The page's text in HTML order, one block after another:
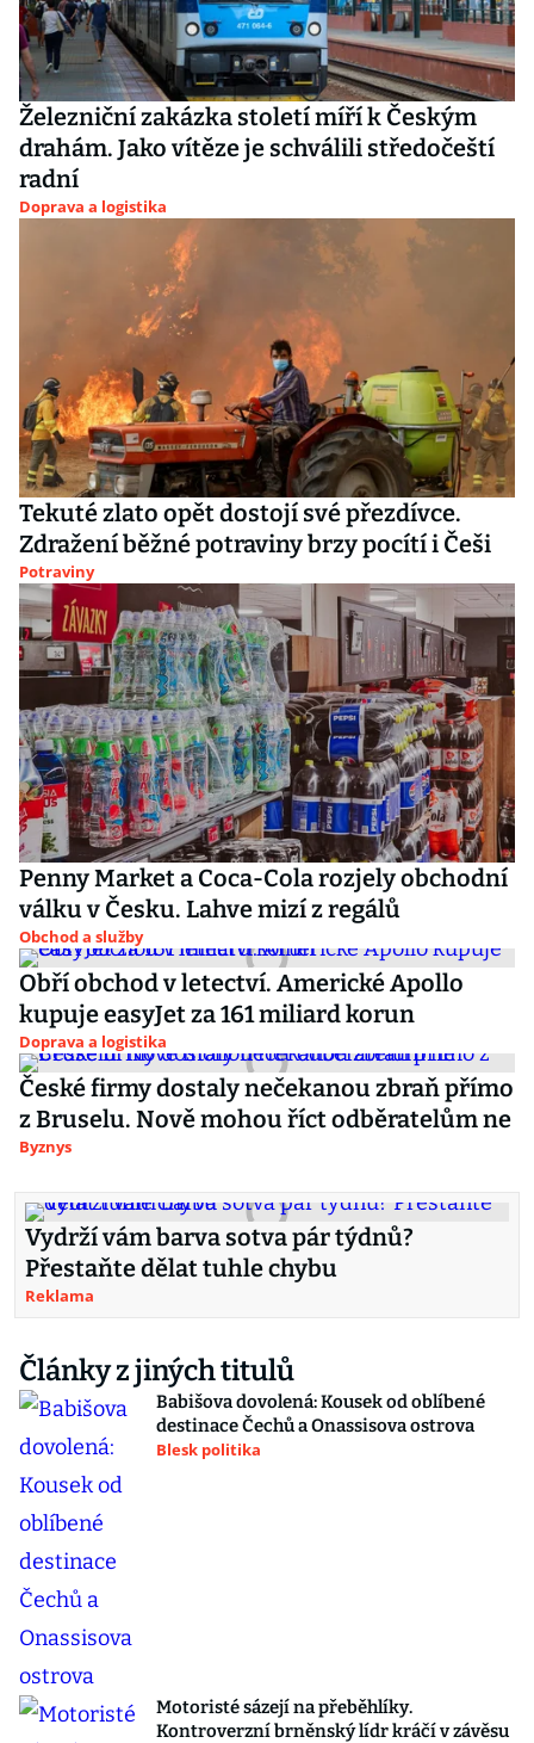
Železniční zakázka století míří k Českým
drahám. Jako vítěze je schválili středočeští
radní
Doprava a logistika
Tekuté zlato opět dostojí své přezdívce.
Zdražení běžné potraviny brzy pocítí i Češi
Potraviny
Penny Market a Coca-Cola rozjely obchodní
válku v Česku. Lahve mizí z regálů
Obchod a služby
Obří obchod v letectví. Americké Apollo
kupuje easyJet za 161 miliard korun
Doprava a logistika
České firmy dostaly nečekanou zbraň přímo
z Bruselu. Nově mohou říct odběratelům ne
Byznys
Vydrží vám barva sotva pár týdnů?
Přestaňte dělat tuhle chybu
Reklama
Články z jiných titulů
Babišova dovolená: Kousek od oblíbené
destinace Čechů a Onassisova ostrova
Blesk politika
Motoristé sázejí na přeběhlíky.
Kontroverzní brněnský lídr kráčí v závěsu